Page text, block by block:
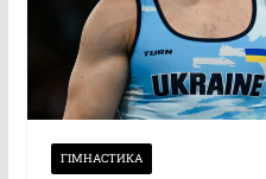
ГІМНАСТИКА